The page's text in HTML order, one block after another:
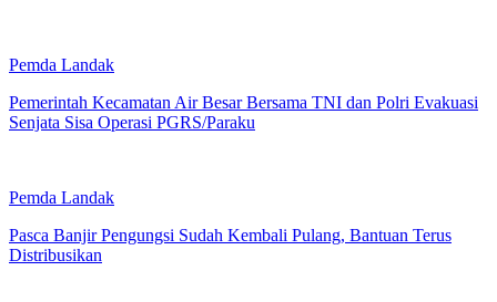
Pemda Landak
Pemerintah Kecamatan Air Besar Bersama TNI dan Polri Evakuasi
Senjata Sisa Operasi PGRS/Paraku
Pemda Landak
Pasca Banjir Pengungsi Sudah Kembali Pulang, Bantuan Terus
Distribusikan